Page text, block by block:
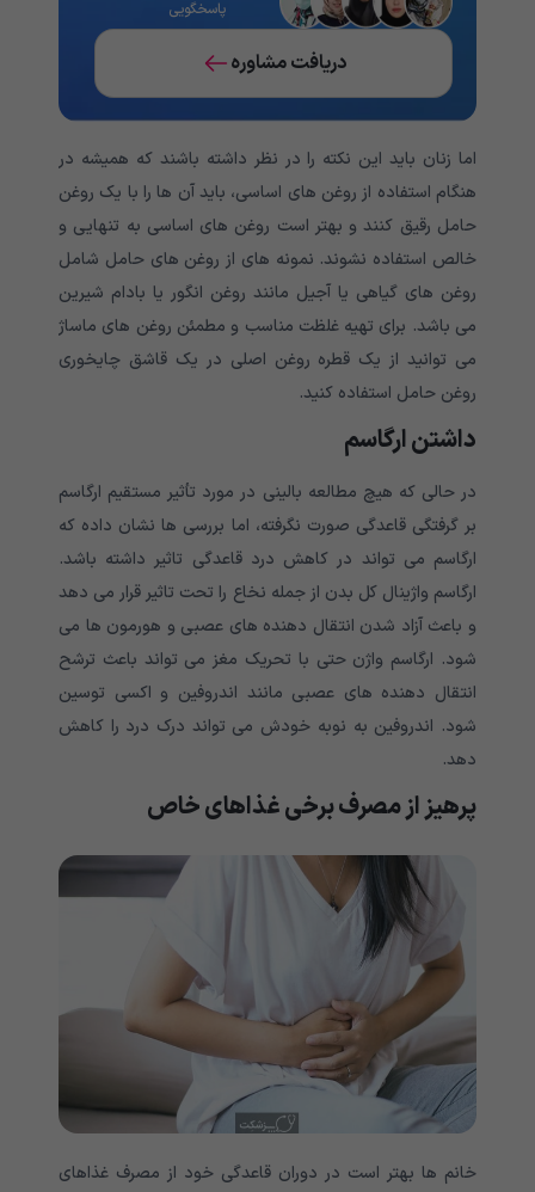
پاسخگویی
دریافت مشاوره
اما زنان باید این نکته را در نظر داشته باشند که همیشه در
هنگام استفاده از روغن های اساسی، باید آن ها را با یک روغن
حامل رقیق کنند و بهتر است روغن های اساسی به تنهایی و
خالص استفاده نشوند. نمونه های از روغن های حامل شامل
روغن های گیاهی یا آجیل مانند روغن انگور یا بادام شیرین
می باشد. برای تهیه غلظت مناسب و مطمئن روغن های ماساژ
می توانید از یک قطره روغن اصلی در یک قاشق چایخوری
روغن حامل استفاده کنید.
داشتن ارگاسم
در حالی که هیچ مطالعه بالینی در مورد تأثیر مستقیم ارگاسم
بر گرفتگی قاعدگی صورت نگرفته، اما بررسی ها نشان داده که
ارگاسم می تواند در کاهش درد قاعدگی تاثیر داشته باشد.
ارگاسم واژینال کل بدن از جمله نخاع را تحت تاثیر قرار می دهد
و باعث آزاد شدن انتقال دهنده های عصبی و هورمون ها می
شود. ارگاسم واژن حتی با تحریک مغز می تواند باعث ترشح
انتقال دهنده های عصبی مانند اندروفین و اکسی توسین
شود. اندروفین به نوبه خودش می تواند درک درد را کاهش
دهد.
پرهیز از مصرف برخی غذاهای خاص
خانم ها بهتر است در دوران قاعدگی خود از مصرف غذاهای